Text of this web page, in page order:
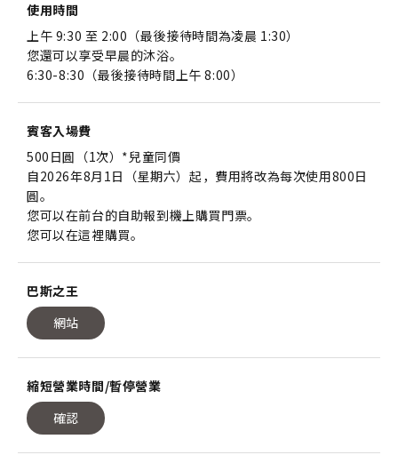
使用時間
上午 9:30 至 2:00（最後接待時間為凌晨 1:30）
您還可以享受早晨的沐浴。
6:30-8:30（最後接待時間上午 8:00）
賓客入場費
500日圓（1次）*兒童同價
自2026年8月1日（星期六）起，費用將改為每次使用800日
圓。
您可以在前台的自助報到機上購買門票。
您可以在這裡購買。
巴斯之王
網站
縮短營業時間/暫停營業
確認